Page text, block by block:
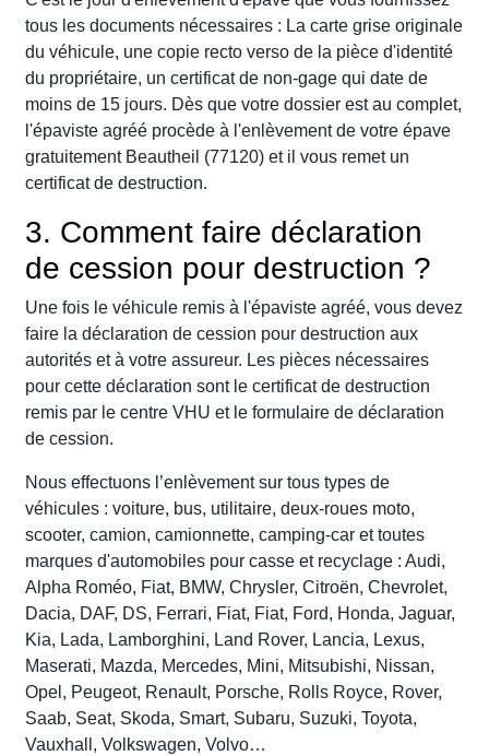
tous les documents nécessaires : La carte grise originale
du véhicule, une copie recto verso de la pièce d'identité
du propriétaire, un certificat de non-gage qui date de
moins de 15 jours. Dès que votre dossier est au complet,
l'épaviste agréé procède à l'enlèvement de votre épave
gratuitement Beautheil (77120) et il vous remet un
certificat de destruction.
3. Comment faire déclaration
de cession pour destruction ?
Une fois le véhicule remis à l'épaviste agréé, vous devez
faire la déclaration de cession pour destruction aux
autorités et à votre assureur. Les pièces nécessaires
pour cette déclaration sont le certificat de destruction
remis par le centre VHU et le formulaire de déclaration
de cession.
Nous effectuons l’enlèvement sur tous types de
véhicules : voiture, bus, utilitaire, deux-roues moto,
scooter, camion, camionnette, camping-car et toutes
marques d'automobiles pour casse et recyclage : Audi,
Alpha Roméo, Fiat, BMW, Chrysler, Citroën, Chevrolet,
Dacia, DAF, DS, Ferrari, Fiat, Fiat, Ford, Honda, Jaguar,
Kia, Lada, Lamborghini, Land Rover, Lancia, Lexus,
Maserati, Mazda, Mercedes, Mini, Mitsubishi, Nissan,
Opel, Peugeot, Renault, Porsche, Rolls Royce, Rover,
Saab, Seat, Skoda, Smart, Subaru, Suzuki, Toyota,
Vauxhall, Volkswagen, Volvo…